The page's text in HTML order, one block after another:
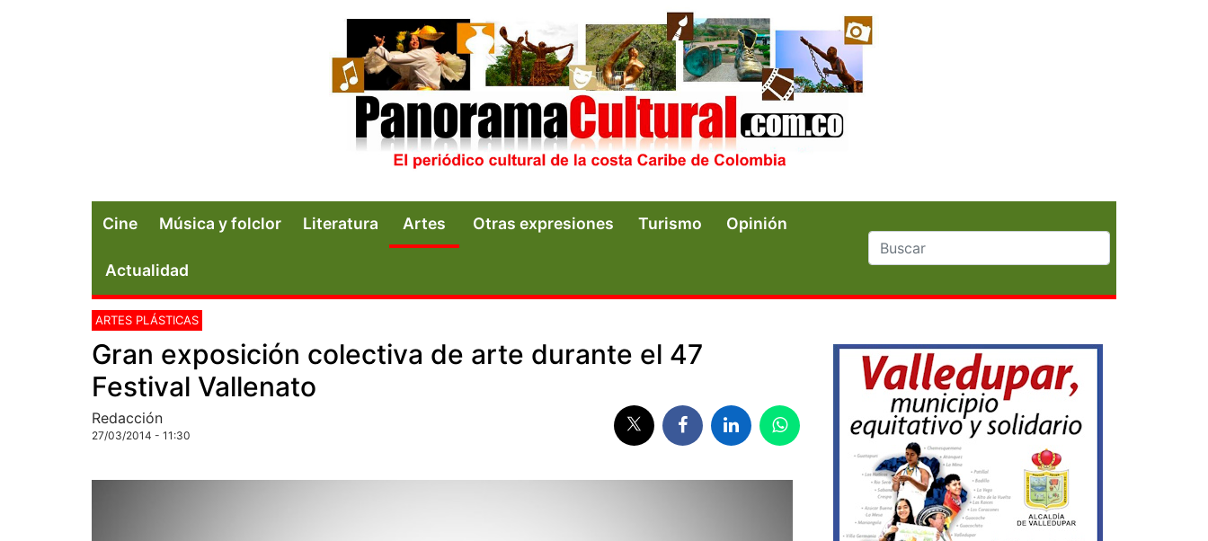
Cine Música y folclor Literatura Artes Otras expresiones Turismo Opinión
Actualidad
ARTES PLÁSTICAS
Gran exposición colectiva de arte durante el 47
Festival Vallenato
Redacción
27/03/2014 - 11:30